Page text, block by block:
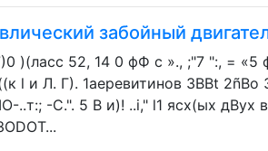
забойный
)(ласс 52, 14 0 фФ с »., ;"7 ":, = «5
l и Л. Г). 1аеревитинов 3BBt
..т:; -С.". 5 В и)! ..i," l1 ясх(ых дВух